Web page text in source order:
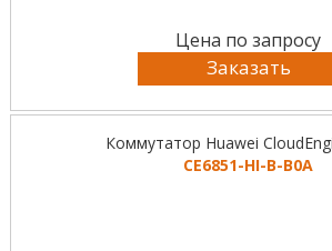
Цена по запросу
Заказать
Коммутатор Huawei
CE6851-HI-B-B0A